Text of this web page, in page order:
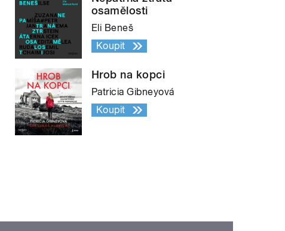
osamělosti
Eli Beneš
Koupit
Hrob na kopci
Patricia Gibneyová
Koupit